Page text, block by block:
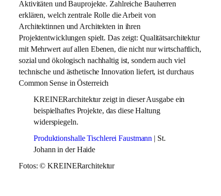
Aktivitäten und Bauprojekte. Zahlreiche Bauherren
erklären, welch zentrale Rolle die Arbeit von
Architektinnen und Architekten in ihren
Projektentwicklungen spielt. Das zeigt: Qualitätsarchitektur
mit Mehrwert auf allen Ebenen, die nicht nur wirtschaftlich,
sozial und ökologisch nachhaltig ist, sondern auch viel
technische und ästhetische Innovation liefert, ist durchaus
Common Sense in Österreich
KREINERarchitektur zeigt in dieser Ausgabe ein
beispielhaftes Projekte, das diese Haltung
widerspiegeln.
Produktionshalle Tischlerei Faustmann | St.
Johann in der Haide
Fotos: © KREINERarchitektur